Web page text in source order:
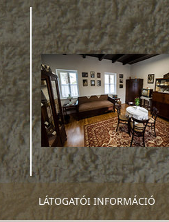
LÁTOGATÓI INFORMÁCIÓ